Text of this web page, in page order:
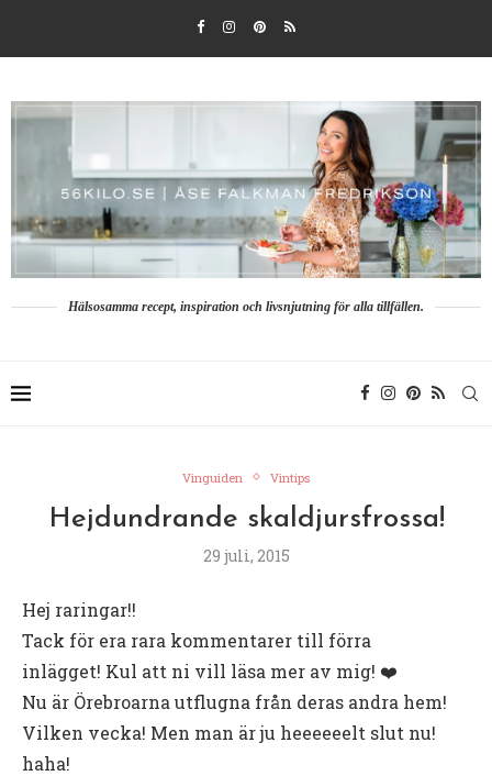
Hälsosamma recept, inspiration och livsnjutning för alla tillfällen.
Vinguiden Vintips
Hejdundrande skaldjursfrossa!
29 juli, 2015
Hej raringar!!
Tack för era rara kommentarer till förra
inlägget! Kul att ni vill läsa mer av mig! ❤️
Nu är Örebroarna utflugna från deras andra hem!
Vilken vecka! Men man är ju heeeeeelt slut nu!
haha!